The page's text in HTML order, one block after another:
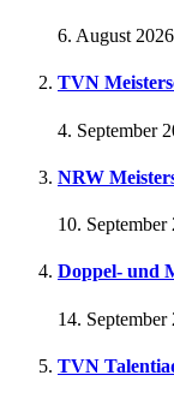
6. August 2026
TVN
4. September
NRW
10. September
Doppel- und
14. September
TVN